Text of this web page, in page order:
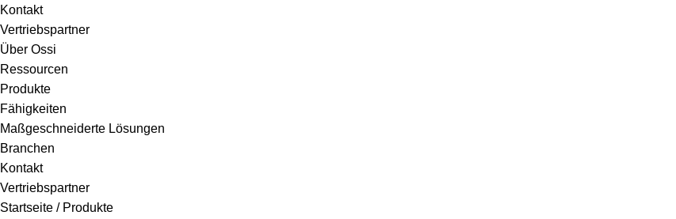
Kontakt
Vertriebspartner
Über Ossi
Ressourcen
Produkte
Fähigkeiten
Maßgeschneiderte Lösungen
Branchen
Kontakt
Vertriebspartner
Startseite / Produkte